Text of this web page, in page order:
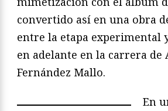
convertido así en una obra
entre la etapa experimental
en adelante en la carrera de
Fernández Mallo.
En